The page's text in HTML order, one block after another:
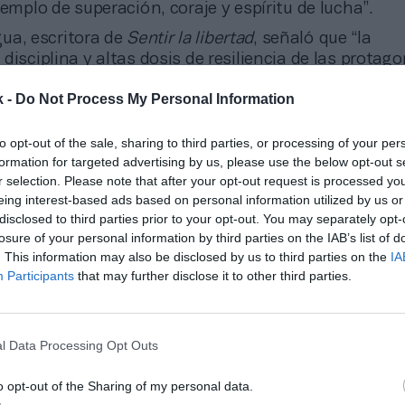
- Do Not Process My Personal Information
opt-out of the sale, sharing to third parties, or processing of your
for targeted advertising by us, please use the below opt-out
selection. Please note that after your opt-out request is processed
interest-based ads based on personal information utilized by us
to third parties prior to your opt-out. You may separately
of your personal information by third parties on the IAB’s list of
This information may also be disclosed by us to third parties on the
Participants that may further disclose it to other third parties.
Data Processing Opt Outs
opt-out of the Sharing of my personal data.
de superación, coraje y espíritu de lucha”.
escritora de Sentir la libertad, señaló que “la
y altas dosis de resiliencia de las
que ya forma parte de la Historia. Ellas han
deportiva como profesional”.
activa el modo ‘camino a París’ para concienciar sobre el deporte
de las grandes referentes de la náutica en
al aficionado. A través de un libro o de otras
nuevos espacios y canales de comunicación que